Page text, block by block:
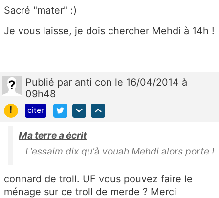
Sacré "mater" :)
Je vous laisse, je dois chercher Mehdi à 14h !
Publié par anti con le 16/04/2014 à
09h48
!
citer
Ma terre a écrit
L'essaim dix qu'à vouah Mehdi alors porte !
connard de troll. UF vous pouvez faire le
ménage sur ce troll de merde ? Merci